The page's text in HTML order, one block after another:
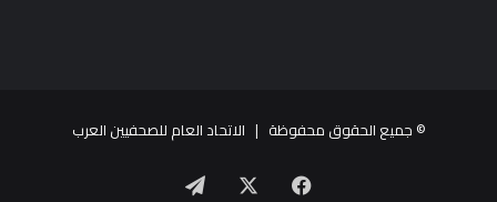
© جميع الحقوق محفوظة | الاتحاد العام للصحفيين العرب
فيسبوك تيلقرام